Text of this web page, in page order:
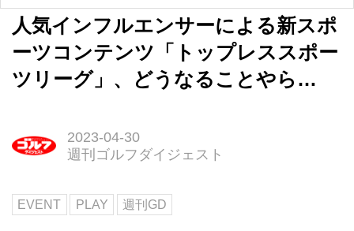
人気インフルエンサーによる新スポ
ーツコンテンツ「トップレススポー
ツリーグ」、どうなることやら…
2023-04-30
週刊ゴルフダイジェスト
EVENT PLAY 週刊GD